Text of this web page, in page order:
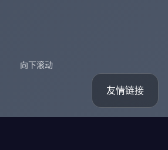
向下滚动
友情链接